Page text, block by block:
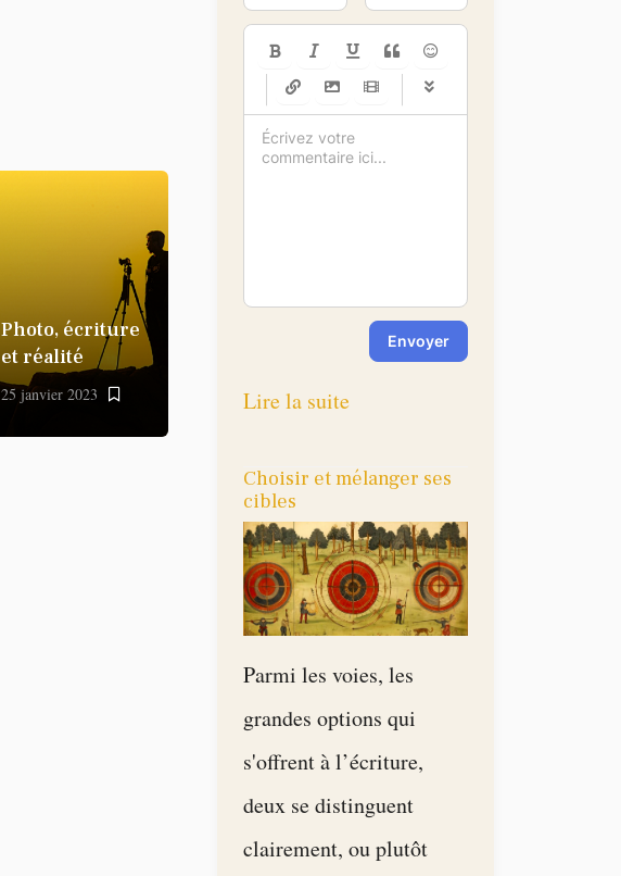
Photo, écriture
et réalité
25 janvier 2023
-
-
-
-
-
-
-
Envoyer
Lire la suite
Choisir et mélanger ses
cibles
Parmi les voies, les
grandes options qui
s'offrent à l’écriture,
deux se distinguent
clairement, ou plutôt